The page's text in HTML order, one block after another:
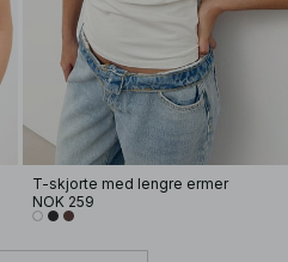
T-skjorte med lengre ermer
NOK 259